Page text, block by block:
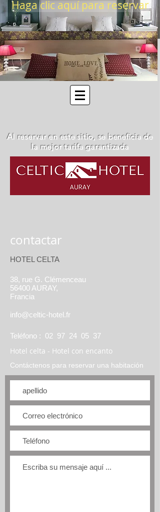
Haga clic aquí para reservar
Al reservar en este sitio, se beneficia de
la mejor tarifa garantizada
contactar
HOTEL CELTA
38, rue G. Clémenceau
56400 AURAY,
Francia
info@celtic-hotel.fr
Teléfono : 02 97 24 05 37
Hotel celta - Hotel con encanto
Contáctenos para reservar una habitación